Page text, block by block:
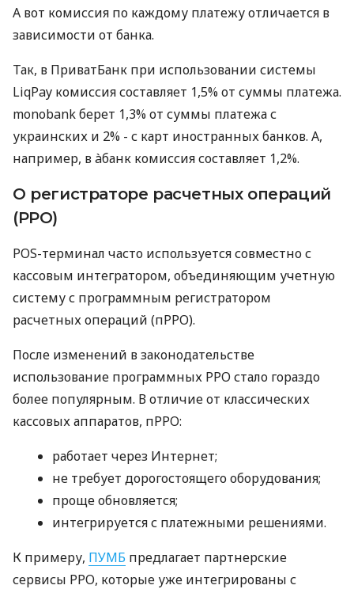
А вот комиссия по каждому платежу отличается в
зависимости от банка.
Так, в ПриватБанк при использовании системы
LiqPay комиссия составляет 1,5% от суммы платежа.
monobank берет 1,3% от суммы платежа с
украинских и 2% - с карт иностранных банков. А,
например, в àбанк комиссия составляет 1,2%.
О регистраторе расчетных операций
(РРО)
POS-терминал часто используется совместно с
кассовым интегратором, объединяющим учетную
систему с программным регистратором
расчетных операций (пРРО).
После изменений в законодательстве
использование программных РРО стало гораздо
более популярным. В отличие от классических
кассовых аппаратов, пРРО:
работает через Интернет;
не требует дорогостоящего оборудования;
проще обновляется;
интегрируется с платежными решениями.
К примеру, ПУМБ предлагает партнерские
сервисы РРО, которые уже интегрированы с